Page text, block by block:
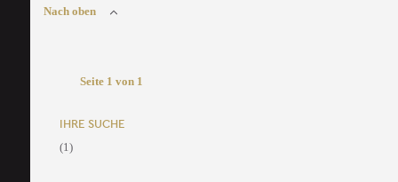
Nach oben
Seite 1 von 1
IHRE SUCHE
(1)